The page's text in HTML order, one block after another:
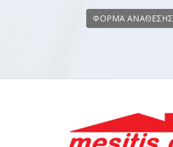
ΦΟΡΜΑ ΑΝΑΘΕΣΗΣ